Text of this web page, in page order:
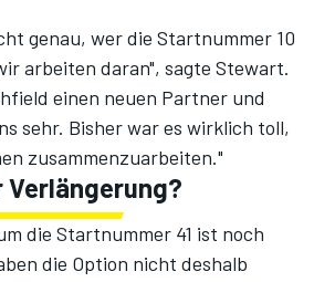
genau, wer die Startnummer 10
arbeiten daran", sagte Stewart.
einen neuen Partner und
sehr. Bisher war es wirklich toll,
zusammenzuarbeiten."
Verlängerung?
die Startnummer 41 ist noch
die Option nicht deshalb